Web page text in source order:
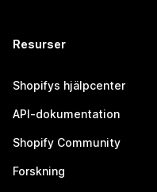
Resurser
Shopifys hjälpcenter
API-dokumentation
Shopify Community
Forskning